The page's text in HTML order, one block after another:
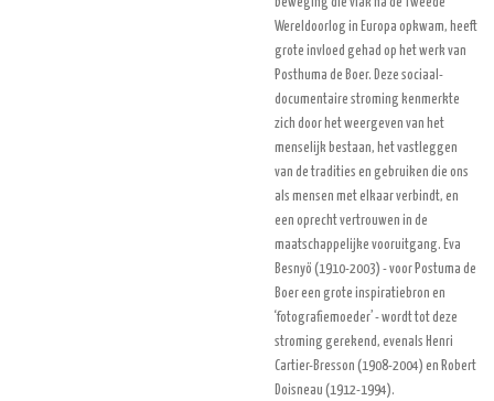
Wereldoorlog in Europa opkwam, heeft
grote invloed gehad op het werk van
Posthuma de Boer. Deze sociaal-
documentaire stroming kenmerkte
zich door het weergeven van het
menselijk bestaan, het vastleggen
van de tradities en gebruiken die ons
als mensen met elkaar verbindt, en
een oprecht vertrouwen in de
maatschappelijke vooruitgang. Eva
Besnyö (1910-2003) - voor Postuma de
Boer een grote inspiratiebron en
‘fotografiemoeder’ - wordt tot deze
stroming gerekend, evenals Henri
Cartier-Bresson (1908-2004) en Robert
Doisneau (1912-1994).